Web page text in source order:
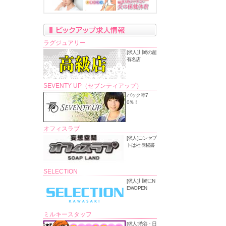
ラグジュアリー
[求人]川崎の超
有名店
SEVENTY UP（セブンティアップ）
バック率7
0％！
オフィスラブ
[求人]コンセプ
トは社長秘書
SELECTION
[求人]川崎にN
EWOPEN
ミルキースタッフ
[求人]渋谷・日